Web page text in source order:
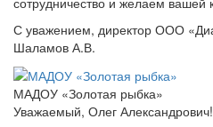
С уважением, директор ООО
Шаламов А.В.
МАДОУ «Золотая рыбка»
Уважаемый, Олег Александрович!